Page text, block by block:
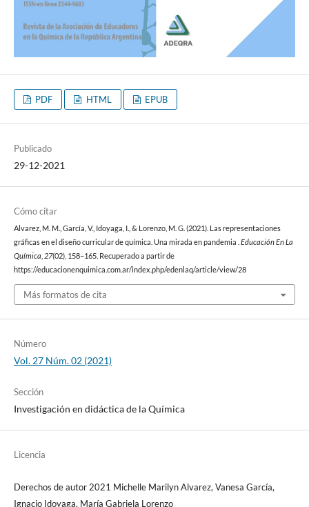
PDF HTML EPUB
Publicado
29-12-2021
Cómo citar
Alvarez, M. M., García, V., Idoyaga, I., & Lorenzo, M. G. (2021). Las representaciones
gráficas en el diseño curricular de química. Una mirada en pandemia . Educación En La
Química 27(02), 158–165. Recuperado a partir de
https://educacionenquimica.com.ar/index.php/edenlaq/article/view/28
Más formatos de cita
Número
Vol. 27 Núm. 02 (2021)
Sección
Investigación en didáctica de la Química
Licencia
Derechos de autor 2021 Michelle Marilyn Alvarez, Vanesa García,
Ignacio Idoyaga, María Gabriela Lorenzo